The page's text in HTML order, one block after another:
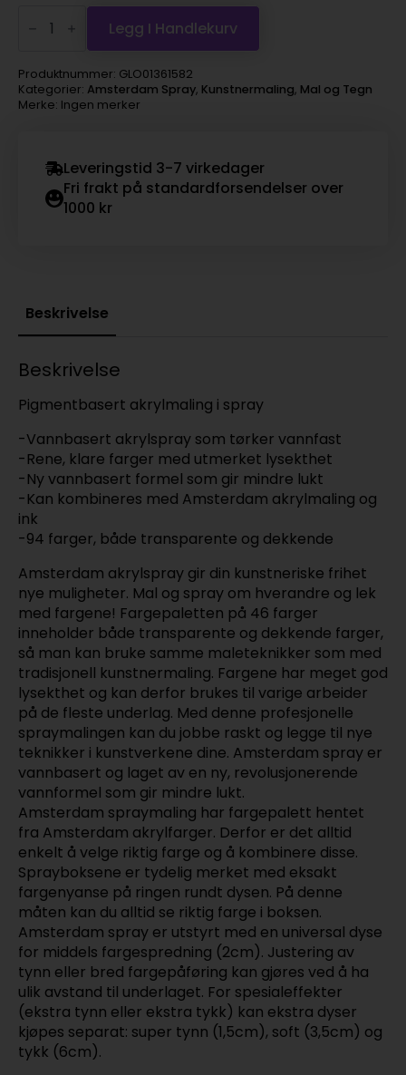
Amsterdam
spray
400ml,
manganese
blue
phthalo
antall
Legg I Handlekurv
Produktnummer: GLO01361582
Kategorier: Amsterdam Spray, Kunstnermaling, Mal og Tegn
Merke: Ingen merker
Leveringstid 3-7 virkedager
Fri frakt på standardforsendelser over
1000 kr
Beskrivelse
Beskrivelse
Pigmentbasert akrylmaling i spray
-Vannbasert akrylspray som tørker vannfast
-Rene, klare farger med utmerket lysekthet
-Ny vannbasert formel som gir mindre lukt
-Kan kombineres med Amsterdam akrylmaling og
ink
-94 farger, både transparente og dekkende
Amsterdam akrylspray gir din kunstneriske frihet
nye muligheter. Mal og spray om hverandre og lek
med fargene! Fargepaletten på 46 farger
inneholder både transparente og dekkende farger,
så man kan bruke samme maleteknikker som med
tradisjonell kunstnermaling. Fargene har meget god
lysekthet og kan derfor brukes til varige arbeider
på de fleste underlag. Med denne profesjonelle
spraymalingen kan du jobbe raskt og legge til nye
teknikker i kunstverkene dine. Amsterdam spray er
vannbasert og laget av en ny, revolusjonerende
vannformel som gir mindre lukt.
Amsterdam spraymaling har fargepalett hentet
fra Amsterdam akrylfarger. Derfor er det alltid
enkelt å velge riktig farge og å kombinere disse.
Sprayboksene er tydelig merket med eksakt
fargenyanse på ringen rundt dysen. På denne
måten kan du alltid se riktig farge i boksen.
Amsterdam spray er utstyrt med en universal dyse
for middels fargespredning (2cm). Justering av
tynn eller bred fargepåføring kan gjøres ved å ha
ulik avstand til underlaget. For spesialeffekter
(ekstra tynn eller ekstra tykk) kan ekstra dyser
kjøpes separat: super tynn (1,5cm), soft (3,5cm) og
tykk (6cm).